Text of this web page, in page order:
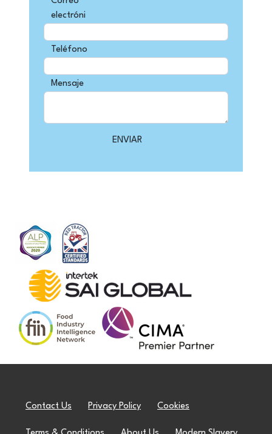
electróni
Teléfono
Mensaje
Contact Us Privacy Policy Cookies